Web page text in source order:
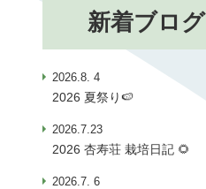
新着ブログ
2026.8. 4
2026 夏祭り🍉
2026.7.23
2026 杏寿荘 栽培日記 🌻
2026.7. 6